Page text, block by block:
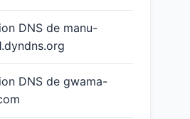
DNS de manu-
DNS de gwama-